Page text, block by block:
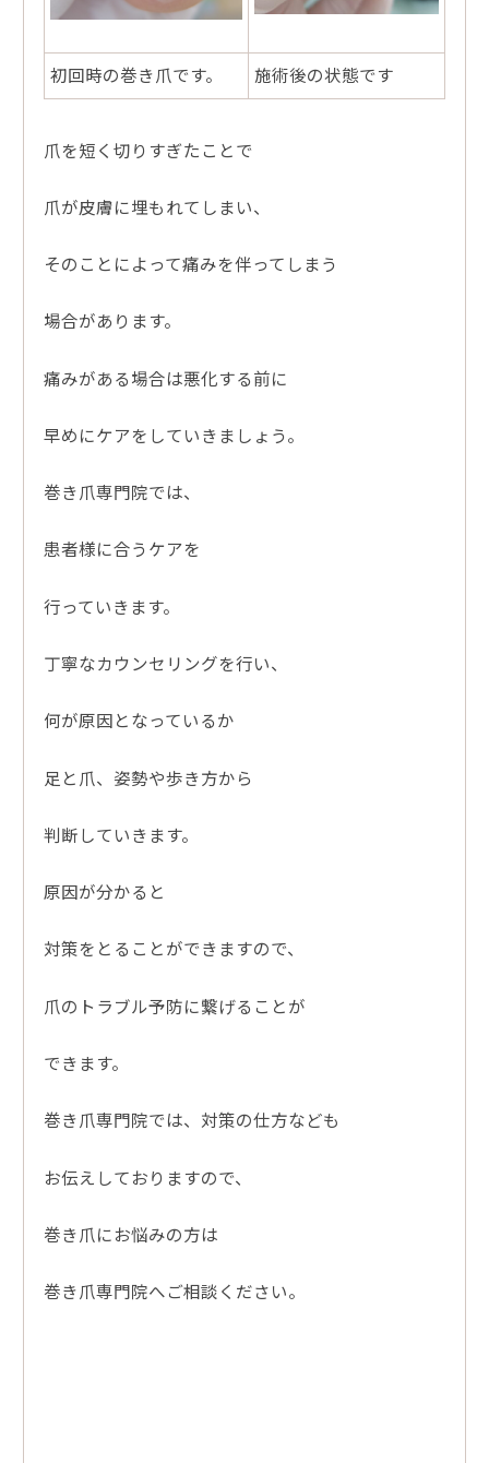
初回時の巻き爪です。 施術後の状態です
爪を短く切りすぎたことで
爪が皮膚に埋もれてしまい、
そのことによって痛みを伴ってしまう
場合があります。
痛みがある場合は悪化する前に
早めにケアをしていきましょう。
巻き爪専門院では、
患者様に合うケアを
行っていきます。
丁寧なカウンセリングを行い、
何が原因となっているか
足と爪、姿勢や歩き方から
判断していきます。
原因が分かると
対策をとることができますので、
爪のトラブル予防に繋げることが
できます。
巻き爪専門院では、対策の仕方なども
お伝えしておりますので、
巻き爪にお悩みの方は
巻き爪専門院へご相談ください。